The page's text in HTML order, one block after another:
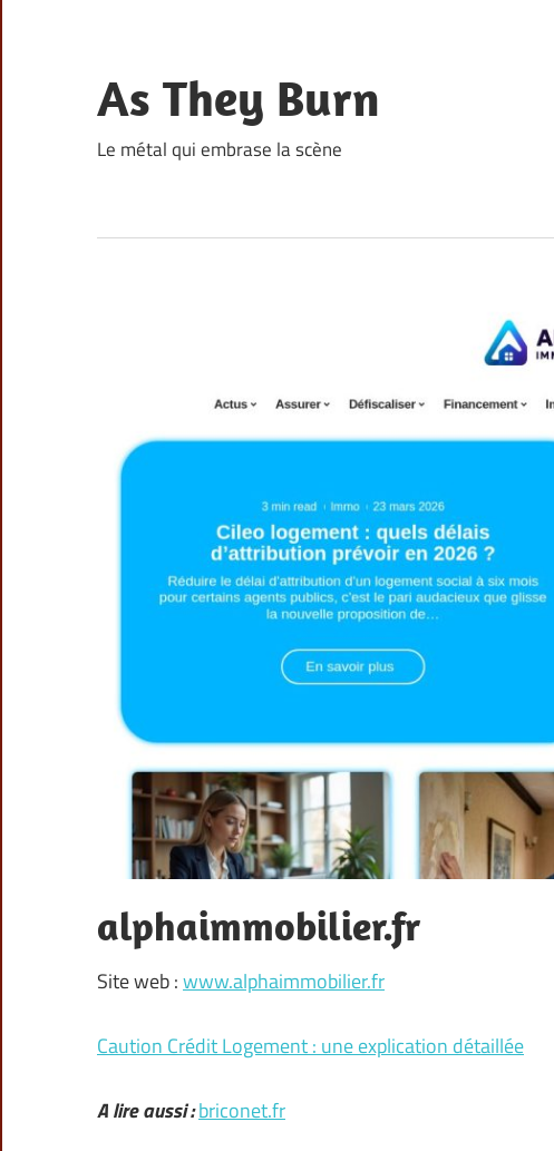
content
As They Burn
Le métal qui embrase la scène
alphaimmobilier.fr
Site web :www.alphaimmobilier.fr
Caution Crédit Logement : une explication détaillée
A lire aussi :briconet.fr